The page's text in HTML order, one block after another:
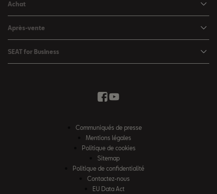
SEAT Leon
SEAT Leon Sportstourer
SEAT Ateca
Voitures hybrides
Charger à domicile
Achat
Véhicules de stock
Conditions Summer
Après-vente
Services SEAT
Campagne Diesel EA189
Inspection & maintenance
SEAT for Business
Communiqués de presse
Mentions légales
Politique de cookies
Sitemap
Politique de confidentialité
Contactez-nous
EU Data Act